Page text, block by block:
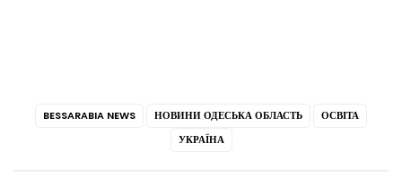
BESSARABIA NEWS НОВИНИ ОДЕСЬКА ОБЛАСТЬ
ОСВІТА
УКРАЇНА